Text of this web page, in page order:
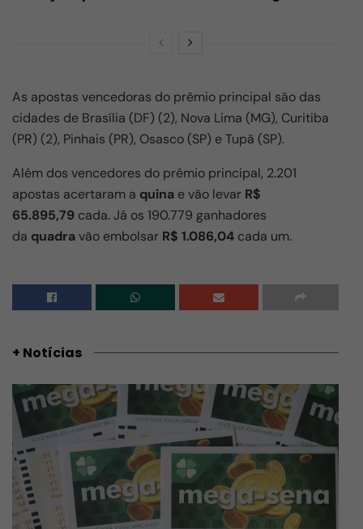
As apostas vencedoras do prêmio principal são das
cidades de Brasília (DF) (2), Nova Lima (MG), Curitiba
(PR) (2), Pinhais (PR), Osasco (SP) e Tupã (SP).
Além dos vencedores do prêmio principal, 2.201
apostas acertaram a quina e vão levar R$
65.895,79 cada.Já os 190.779 ganhadores
da quadravão embolsar R$ 1.086,04 cada um.
+ Notícias